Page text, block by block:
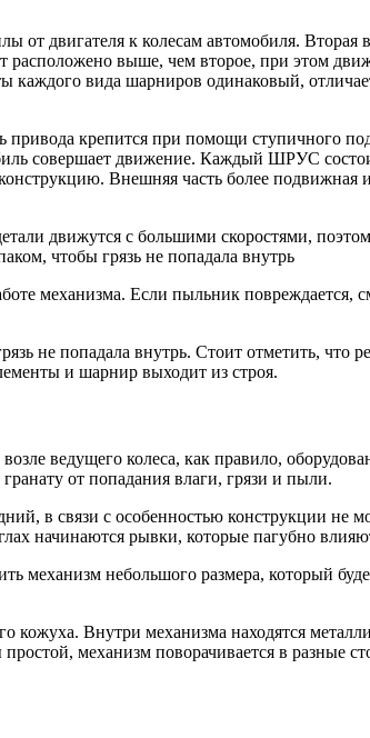
от двигателя к колесам автомобиля.
расположено выше, чем второе, при этом
вида шарниров одинаковый,
крепится при помощи ступичного
совершает движение. Каждый ШРУС
Внешняя часть более подвижная
движутся с большими скоростями,
чтобы грязь не попадала внутрь
механизма. Если пыльник
не попадала внутрь. Стоит отметить, что
и шарнир выходит из строя.
ведущего колеса, как правило,
от попадания влаги, грязи и пыли.
в связи с особенностью конструкции не
начинаются рывки, которые пагубно
небольшого размера, который
кожуха. Внутри механизма находятся
механизм поворачивается в разные